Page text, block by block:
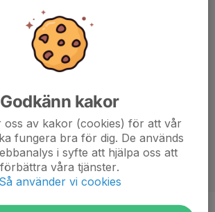
Godkänn kakor
oss av kakor (cookies) för att vår
fungera bra för dig. De används
i syfte att hjälpa oss att
förbättra våra tjänster.
Så använder vi cookies